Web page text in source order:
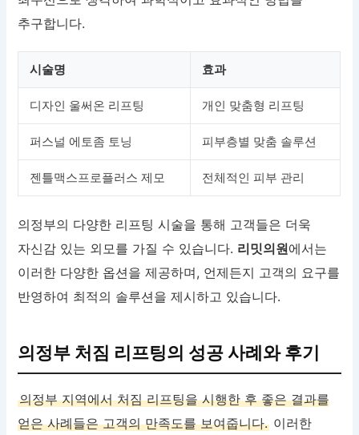
추구합니다.
시술명 효과
디자인 울써온 리프팅 개인 맞춤형 리프팅
퍼스널 에토좀 토닝 피부층별 맞춤 솔루션
젠틀맥스프로플러스 제모 전체적인 피부 관리
의정부의 다양한 리프팅 시술을 통해 고객들은 더욱
자신감 있는 외모를 가질 수 있습니다. 리밋의원에서는
이러한 다양한 옵션을 제공하며, 언제든지 고객의 요구를
반영하여 최적의 솔루션을 제시하고 있습니다.
의정부 처짐 리프팅의 성공 사례와 후기
의정부 지역에서 처짐 리프팅을 시행한 후 좋은 결과를
얻은 사례들은 고객의 만족도를 보여줍니다. 이러한